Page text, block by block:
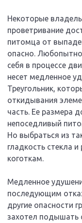
Некоторые
проветривание
питомца от
опасно.
себя в процессе
несет медленное
Треугольник,
откидывания
часть. Ее размера
непоседливый
Но выбраться из
гладкость стекла
коготкам.
Медленное
последующим
другие опасности
захотел подышать